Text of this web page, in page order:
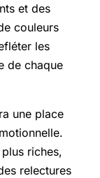
et des
couleurs
les
de chaque
une place
riches,
relectures